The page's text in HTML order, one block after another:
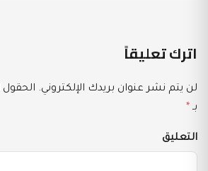
اترك تعليقاً
لن يتم نشر عنوان بريدك الإلكتروني. الحقول
بـ *
التعليق